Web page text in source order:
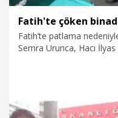
Fatih’te patlama nedeniyle çöken binada hayatını kaybeden
Semra Urunca, Hacı